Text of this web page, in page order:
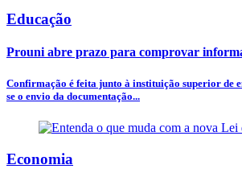
Educação
Prouni abre prazo para comprovar
Confirmação é feita junto à instituição superior de
se o envio da documentação...
Economia